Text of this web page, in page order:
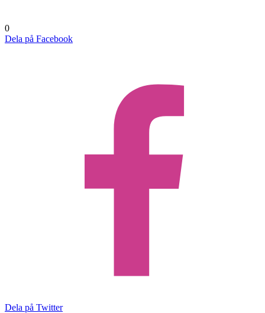
0
Dela på Facebook
Dela på Twitter